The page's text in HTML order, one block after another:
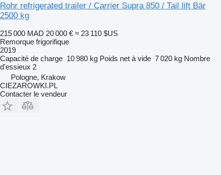
Rohr refrigerated trailer / Carrier Supra 850 / Tail lift Bär
2500 kg
215 000 MAD 20 000 € ≈ 23 110 $US
Remorque frigorifique
2019
Capacité de charge 10 980 kg Poids net à vide 7 020 kg Nombre
d'essieux 2
Pologne, Krakow
CIEZAROWKI.PL
Contacter le vendeur